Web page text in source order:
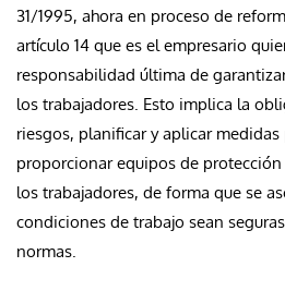
31/1995, ahora en proceso de
artículo 14 que es el empresario
responsabilidad última de
los trabajadores. Esto implica la
riesgos, planificar y aplicar
proporcionar equipos de
los trabajadores, de forma que se
condiciones de trabajo sean
normas.